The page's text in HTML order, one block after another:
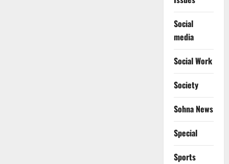
Social
media
Social Work
Society
Sohna News
Special
Sports